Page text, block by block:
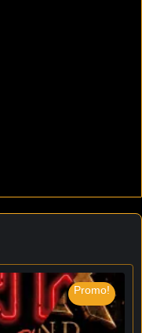
Promo!